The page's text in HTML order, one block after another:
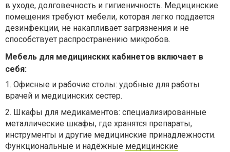
в уходе, долговечность и гигиеничность. Медицинские
помещения требуют мебели, которая легко поддается
дезинфекции, не накапливает загрязнения и не
способствует распространению микробов.
Мебель для медицинских кабинетов включает в
себя:
1. Офисные и рабочие столы: удобные для работы
врачей и медицинских сестер.
2. Шкафы для медикаментов: специализированные
металлические шкафы, где хранятся препараты,
инструменты и другие медицинские принадлежности.
Функциональные и надёжные медицинские